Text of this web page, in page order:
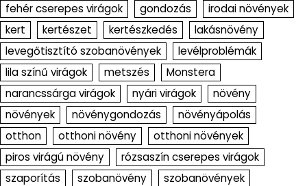
fehér cserepes virágok
gondozás
irodai növények
kert
kertészet kertészkedés
lakásnövény
levegőtisztító szobanövények
levélproblémák
lila színű virágok
metszés
Monstera
narancssárga virágok
nyári virágok
növény
növények
növénygondozás
növényápolás
otthon
otthoni növény
otthoni növények
piros virágú növény
rózsaszín cserepes virágok
szaporítás
szobanövény
szobanövények